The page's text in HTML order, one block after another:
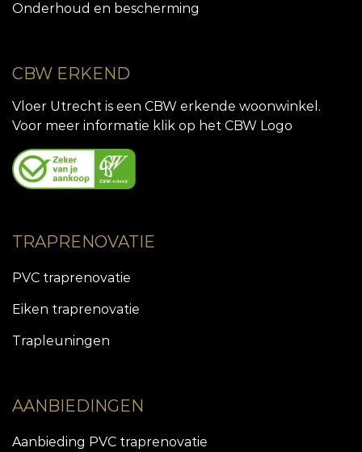
Onderhoud en bescherming
CBW ERKEND
Vloer Utrecht is een CBW erkende woonwinkel.
Voor meer informatie klik op het CBW Logo
TRAPRENOVATIE
PVC traprenovatie
Eiken traprenovatie
Trapleuningen
AANBIEDINGEN
Aanbieding PVC traprenovatie